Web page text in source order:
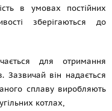
в умовах постійних
зберігаються до
для отримання
Зазвичай він надається
сплаву виробляють
котлах,